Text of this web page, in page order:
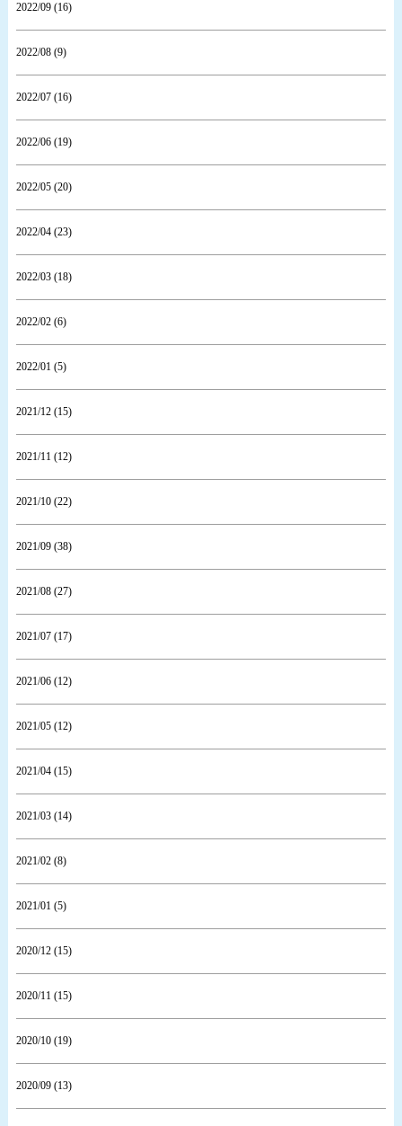
2022/09 (16)
2022/08 (9)
2022/07 (16)
2022/06 (19)
2022/05 (20)
2022/04 (23)
2022/03 (18)
2022/02 (6)
2022/01 (5)
2021/12 (15)
2021/11 (12)
2021/10 (22)
2021/09 (38)
2021/08 (27)
2021/07 (17)
2021/06 (12)
2021/05 (12)
2021/04 (15)
2021/03 (14)
2021/02 (8)
2021/01 (5)
2020/12 (15)
2020/11 (15)
2020/10 (19)
2020/09 (13)